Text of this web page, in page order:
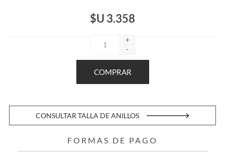
$U 3.358
+
-
CONSULTAR TALLA DE ANILLOS
FORMAS DE PAGO